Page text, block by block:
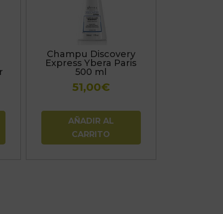
Champu Discovery
Express Ybera Paris
500 ml
51,00€
AÑADIR AL
CARRITO